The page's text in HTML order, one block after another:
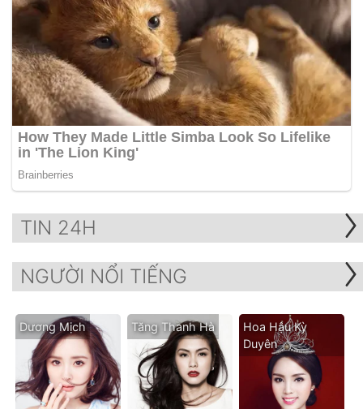
TIN 24H
NGƯỜI NỔI TIẾNG
Dương Mịch Tăng Thanh Hà
Hoa Hậu Kỳ
Duyên